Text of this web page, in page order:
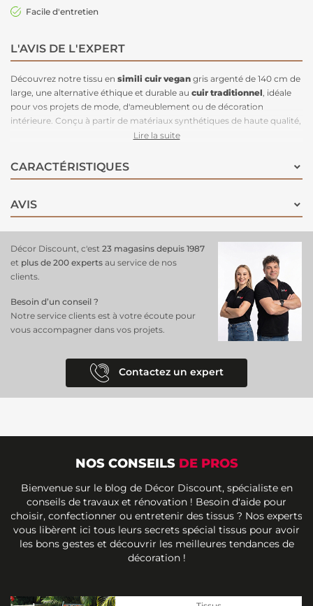
Facile d'entretien
L'AVIS DE L'EXPERT
Découvrez notre tissu en simili cuir vegan gris argenté de 140 cm de
large, une alternative éthique et durable au cuir traditionnel, idéale
pour vos projets de mode, d'ameublement ou de décoration
intérieure. Conçu à partir de matériaux synthétiques de haute qualité,
ce simili cuir est résistant, facile à entretenir et imperméable, offrant
la création de sacs, vestes, sièges ou accessoires décoratifs, ce tissu
allie à la fois esthétisme, confort et respect de l'environnement, pour
Lire la suite
CARACTÉRISTIQUES
AVIS
Décor Discount, c'est 23 magasins depuis 1987
et plus de 200 experts au service de nos
clients.
Besoin d’un conseil ?
Notre service clients est à votre écoute pour
vous accompagner dans vos projets.
Contactez un expert
NOS CONSEILS DE PROS
Bienvenue sur le blog de Décor Discount, spécialiste en
conseils de travaux et rénovation ! Besoin d'aide pour
choisir, confectionner ou entretenir des tissus ? Nos experts
vous libèrent ici tous leurs secrets spécial tissus pour avoir
les bons gestes et découvrir les meilleures tendances de
décoration !